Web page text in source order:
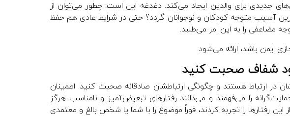
جدیدی برای والدین ایجاد می‌کند. دغدغه این است: چطور می‌توان از
آسیب متوجه کودکان و نوجوانان گردد؟ حتی در شرایط عادی هم حفظ
مضاعفی را به این امر می‌طلبد.
ایمن باشد، ارائه می‌شود:
در ارتباط هستند و چگونگی ارتباطشان صادقانه صحبت کنید. اطمینان
را می‌فهمند و می‌دانند رفتارهای تبعیض‌آمیز و نامناسب هرگز
رفتارها را تجربه کردند، فوراً موضوع را با شما یا شخص بالغ و معتمدی